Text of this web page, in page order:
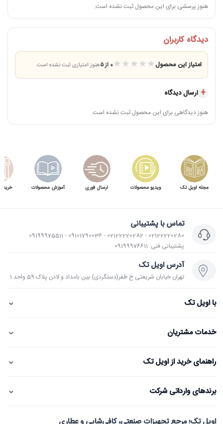
هنوز پرسشی برای این محصول ثبت نشده است.
دیدگاه کاربران
امتیاز این محصول ★★★★★ 0 از ۵ هنوز امتیازی ثبت نشده است.
ارسال دیدگاه
هنوز دیدگاهی برای این محصول ثبت نشده است.
مجله اویل تک ویدیو محصولات ارسال فوری آموزش محصولات خرید
تماس با پشتیبانی
02122220280 - 02122220282 - 09101790036 - 09199975511
پشتیبانی فنی: 09199976611
آدرس اویل تک
تهران خیابان شریعتی خ ظفر(دستگردی) بین بامداد و لادن پلاک 59 واحد 1
با اویل تک ⌄
خدمات مشتریان ⌄
راهنمای خرید از اویل تک ⌄
برندهای وارداتی شرکت ⌄